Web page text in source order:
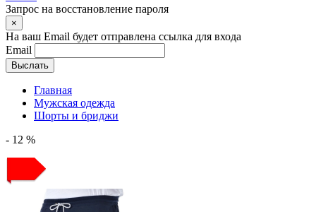
Запрос на восстановление пароля
×
На ваш Email будет отправлена ссылка для входа
Email
Выслать
Главная
Мужская одежда
Шорты и бриджи
- 12 %